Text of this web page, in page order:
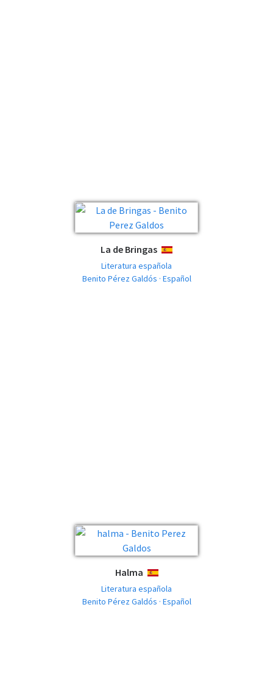
La de Bringas ESPAÑOL
Literatura española
Benito Pérez Galdós · Español
Halma ESPAÑOL
Literatura española
Benito Pérez Galdós · Español